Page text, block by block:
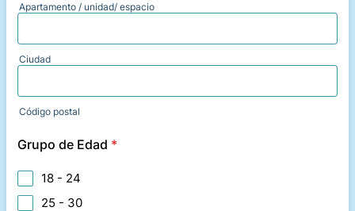
Apartamento / unidad/ espacio
Ciudad
Código postal
Grupo de Edad *
18 - 24
25 - 30